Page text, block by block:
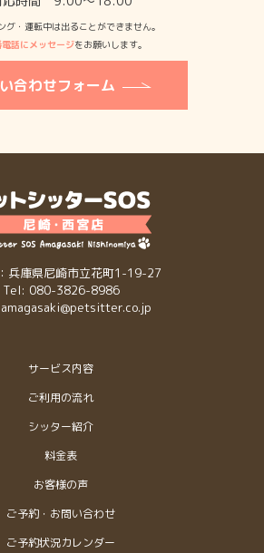
グ・運転中は出ることができません。
話にメッセージをお願いします。
合わせフォーム
兵庫県尼崎市立花町1-19-27
Tel: 080-3826-8986
サービス内容
ご利用の流れ
シッター紹介
料金表
お客様の声
ご予約・お問い合わせ
ご予約状況カレンダー